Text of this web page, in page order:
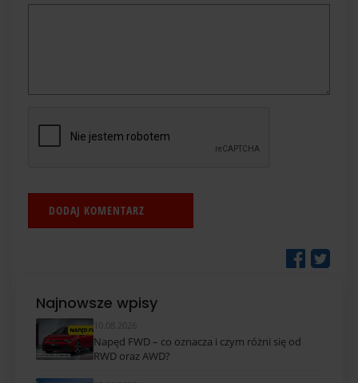
Najnowsze wpisy
10.08.2026
Napęd FWD – co oznacza i czym różni się od
RWD oraz AWD?